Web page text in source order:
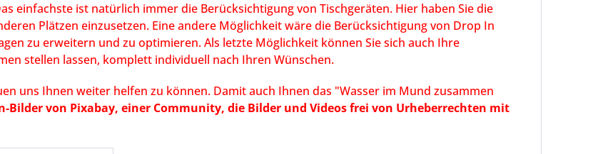
einfachste ist natürlich immer die Berücksichtigung von Tischgeräten. Hier haben Sie die
Plätzen einzusetzen. Eine andere Möglichkeit wäre die Berücksichtigung von Drop In
zu erweitern und zu optimieren. Als letzte Möglichkeit können Sie sich auch Ihre
stellen lassen, komplett individuell nach Ihren Wünschen.
uns Ihnen weiter helfen zu können. Damit auch Ihnen das "Wasser im Mund zusammen
Bilder von Pixabay, einer Community, die Bilder und Videos frei von Urheberrechten mit